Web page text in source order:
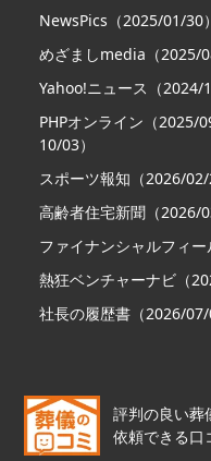
NewsPics（2025/01/30）
めざましmedia（2025/
Yahoo!ニュース（2024/
PHPオンライン（2025/
10/03）
スポーツ報知（2026/02/
高齢者住宅新聞（2026/
ファイナンシャルフィー
熱狂ベンチャーナビ（
社長の履歴書（2026/07/
評判の良い葬
依頼できる口